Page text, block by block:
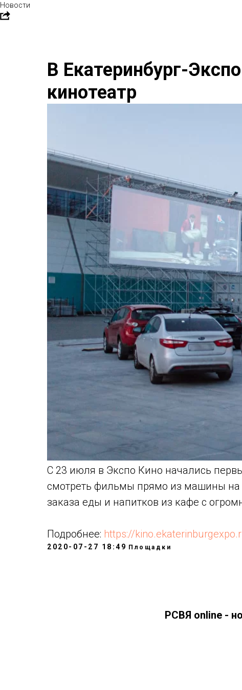
Новости
В Екатеринбург-
кинотеатр
С 23 июля в Экспо Кино начались
смотреть фильмы прямо из машины
заказа еды и напитков из кафе с
Подробнее: https://
2020-07-27 18:49 Площадки
РСВЯ online -